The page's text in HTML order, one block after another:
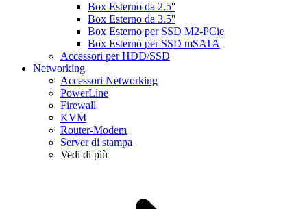
Box Esterno da 2.5''
Box Esterno da 3.5''
Box Esterno per SSD M2-PCie
Box Esterno per SSD mSATA
Accessori per HDD/SSD
Networking
Accessori Networking
PowerLine
Firewall
KVM
Router-Modem
Server di stampa
Vedi di più